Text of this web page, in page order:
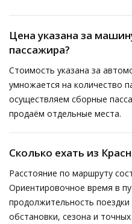
Цена указана за
пассажира?
Стоимость указана за
умножается на количество
осуществляем сборные
продаём отдельные места.
Сколько ехать из
Расстояние по маршруту
Ориентировочное время в
продолжительность
обстановки, сезона и